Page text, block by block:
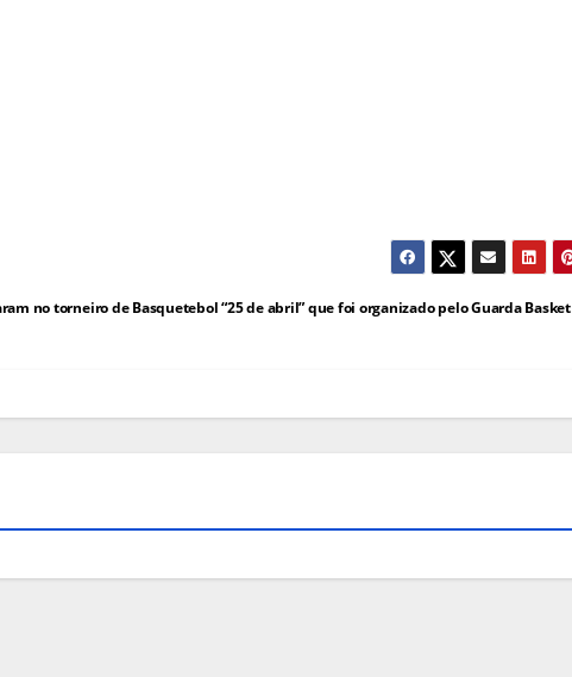
no torneiro de Basquetebol “25 de abril” que foi organizado pelo Guarda Basket